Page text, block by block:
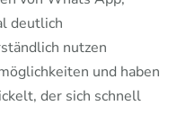
deutlich
nutzen
und haben
der sich schnell